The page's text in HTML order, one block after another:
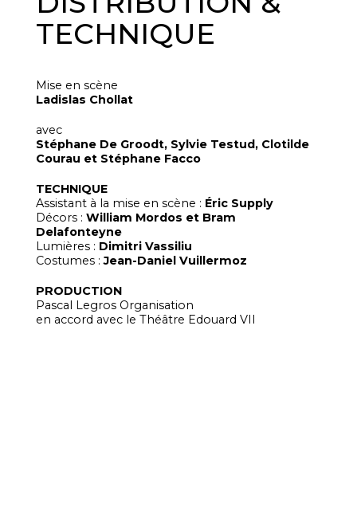
TECHNIQUE
Mise en scène
Ladislas Chollat
avec
Stéphane De Groodt, Sylvie Testud, Clotilde
Courau et Stéphane Facco
TECHNIQUE
Assistant à la mise en scène : Éric Supply
Décors : William Mordos et Bram
Delafonteyne
Lumières : Dimitri Vassiliu
Costumes :Jean-Daniel Vuillermoz
PRODUCTION
Pascal Legros Organisation
en accord avec le Théâtre Edouard VII